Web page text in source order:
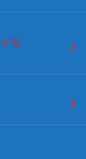
基